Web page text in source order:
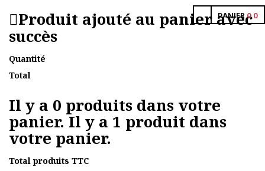
PANIER00
Produit ajouté au panier avec
succès
Quantité
Total
Il y a 0 produits dans votre
panier.Il y a 1 produit dans
votre panier.
Total produits TTC